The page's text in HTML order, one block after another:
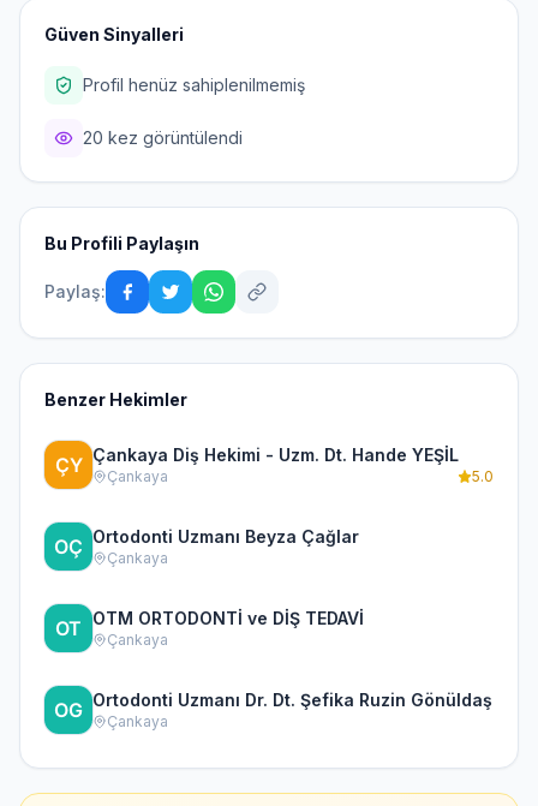
Güven Sinyalleri
Profil henüz sahiplenilmemiş
20 kez görüntülendi
Bu Profili Paylaşın
Paylaş:
Benzer Hekimler
Çankaya Diş Hekimi - Uzm. Dt. Hande YEŞİL
Çankaya 5.0
Ortodonti Uzmanı Beyza Çağlar
Çankaya
OTM ORTODONTİ ve DİŞ TEDAVİ
Çankaya
Ortodonti Uzmanı Dr. Dt. Şefika Ruzin Gönüldaş
Çankaya